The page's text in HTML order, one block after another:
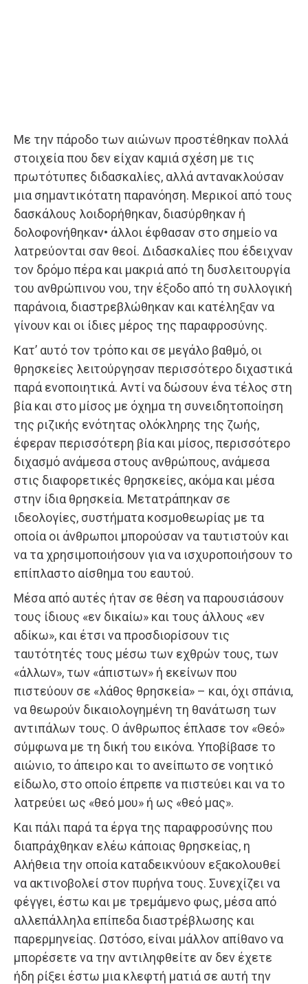
Με την πάροδο των αιώνων προστέθηκαν πολλά
στοιχεία που δεν είχαν καμιά σχέση με τις
πρωτότυπες διδασκα­λίες, αλλά αντανακλούσαν
μια σημαντικότατη παρανόηση. Μερικοί από τους
δασκάλους λοιδορήθηκαν, διασύρθηκαν ή
δολοφονήθηκαν• άλλοι έφθασαν στο σημείο να
λατρεύονται σαν θεοί. Διδασκαλίες που έδειχναν
τον δρόμο πέρα και μακριά από τη δυσλειτουργία
του ανθρώπινου νου, την έξοδο από τη συλλογική
παράνοια, διαστρεβλώθηκαν και κατέληξαν να
γίνουν και οι ίδιες μέρος της παραφροσύνης.
Κατ’ αυτό τον τρόπο και σε μεγάλο βαθμό, οι
θρησκείες λειτούργησαν περισσότερο διχαστικά
παρά ενοποιητικά. Αντί να δώσουν ένα τέλος στη
βία και στο μίσος με όχημα τη συνειδητοποίηση
της ριζικής ενότητας ολόκληρης της ζωής,
έφεραν περισσότερη βία και μίσος, περισσότερο
διχασμό ανάμεσα στους ανθρώπους, ανάμεσα
στις διαφορετικές θρησκείες, ακόμα και μέσα
στην ίδια θρησκεία. Μετατράπηκαν σε
ιδεολογίες, συστήματα κοσμοθεωρίας με τα
οποία οι άνθρωποι μπορούσαν να ταυτιστούν και
να τα χρησιμοποιήσουν για να ισχυροποιήσουν το
επίπλαστο αίσθημα του εαυτού.
Μέσα από αυτές ήταν σε θέση να παρουσιάσουν
τους ίδιους «εν δικαίω» και τους άλλους «εν
αδίκω», και έτσι να προσδιορίσουν τις
ταυτότητές τους μέσω των εχθρών τους, των
«άλλων», των «άπιστων» ή εκείνων που
πιστεύουν σε «λάθος θρησκεία» – και, όχι σπάνια,
να θεω­ρούν δικαιολογημένη τη θανάτωση των
αντιπάλων τους. Ο άνθρωπος έπλασε τον «Θεό»
σύμφωνα με τη δική του εικόνα. Υποβίβασε το
αιώνιο, το άπειρο και το ανείπωτο σε νοητικό
είδωλο, στο οποίο έπρεπε να πιστεύει και να το
λατρεύει ως «θεό μου» ή ως «θεό μας».
Και πάλι παρά τα έργα της παραφροσύνης που
διαπράχθηκαν ελέω κάποιας θρησκείας, η
Αλήθεια την οποία καταδεικνύουν εξακολουθεί
να ακτινοβολεί στον πυρήνα τους. Συνεχίζει να
φέγγει, έστω και με τρεμάμενο φως, μέσα από
αλλεπάλληλα επίπεδα διαστρέβλωσης και
παρερμηνείας. Ωστόσο, είναι μάλλον απίθανο να
μπορέσετε να την αντιληφθείτε αν δεν έχετε
ήδη ρίξει έστω μια κλεφτή ματιά σε αυτή την